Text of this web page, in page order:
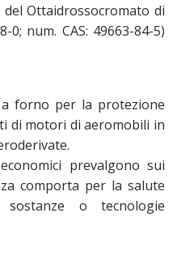
Ottaidrossocromato di
0; num. CAS: 49663-84-5)
forno per la protezione
di motori di aeromobili in
prevalgono sui
comporta per la salute
o tecnologie